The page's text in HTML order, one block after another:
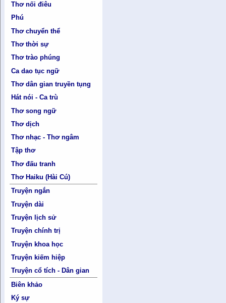
Thơ nối điêu
Phú
Thơ chuyển thể
Thơ thời sự
Thơ trào phúng
Ca dao tục ngữ
Thơ dân gian truyền tụng
Hát nói - Ca trù
Thơ song ngữ
Thơ dịch
Thơ nhạc - Thơ ngâm
Tập thơ
Thơ đấu tranh
Thơ Haiku (Hài Cú)
Truyện ngắn
Truyện dài
Truyện lịch sử
Truyện chính trị
Truyện khoa học
Truyện kiếm hiệp
Truyện cổ tích - Dân gian
Biên khảo
Ký sự